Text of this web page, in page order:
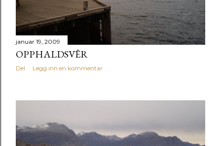
januar 19, 2009
OPPHALDSVÊR
Del Legg inn en kommentar